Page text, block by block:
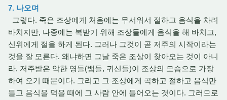
7. 나오며
그렇다. 죽은 조상에게 처음에는 무서워서 절하고 음식을 차려
바치지만, 나중에는 복받기 위해 조상들에게 음식을 해 바치고,
신위에게 절을 하게 된다. 그러나 그것이 곧 저주의 시작이라는
것을 잘 모른다. 왜냐하면 그날 죽은 조상이 찾아오는 것이 아니
라, 저주받은 악한 영들(뱀들, 귀신들)이 조상의 모습으로 가장
하여 오기 때문이다. 그리고 그 조상에게 곡하고 절하고 음식만
들고 음식을 먹을 때에 그 사람 안에 들어오는 것이다. 그러므로